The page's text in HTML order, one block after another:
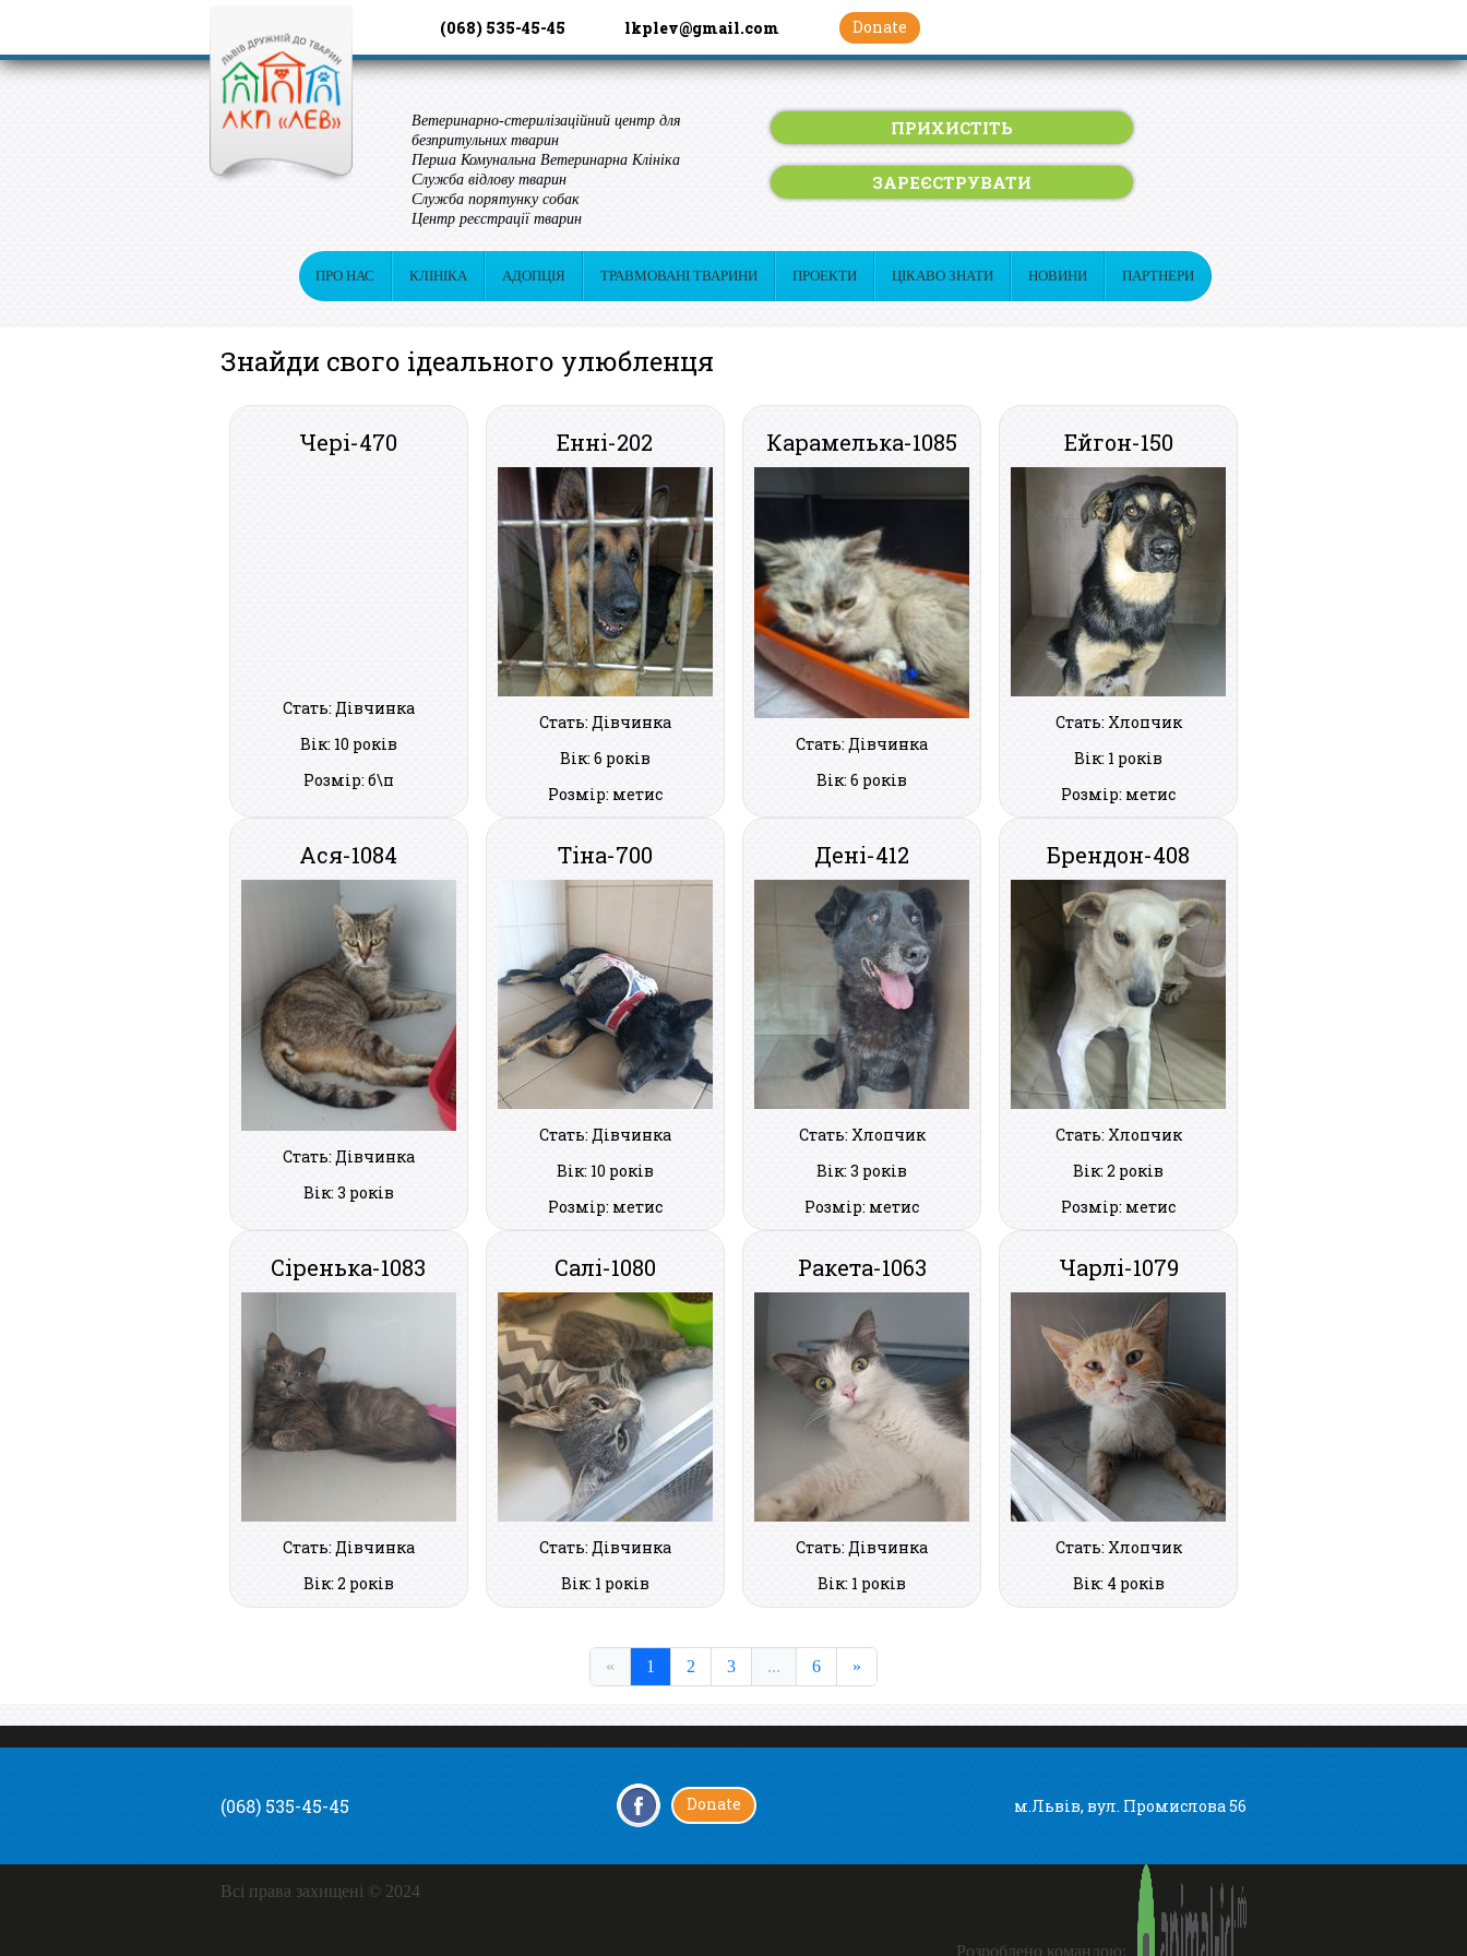
(068) 535-45-45 lkplev@gmail.com Donate
Ветеринарно-стерилізаційний центр для
безпритульних тварин
Перша Комунальна Ветеринарна Клініка
Служба відлову тварин
Служба порятунку собак
Центр реєстрації тварин
ПРИХИСТІТЬ
ЗАРЕЄСТРУВАТИ
ПРО НАС КЛІНІКА АДОПЦІЯ ТРАВМОВАНІ ТВАРИНИ ПРОЕКТИ ЦІКАВО ЗНАТИ НОВИНИ ПАРТНЕРИ
Знайди свого ідеального улюбленця
Чері-470
Стать: Дівчинка
Вік: 10 років
Розмір: б\п
Енні-202
Стать: Дівчинка
Вік: 6 років
Розмір: метис
Карамелька-1085
Стать: Дівчинка
Вік: 6 років
Ейгон-150
Стать: Хлопчик
Вік: 1 років
Розмір: метис
Ася-1084
Стать: Дівчинка
Вік: 3 років
Тіна-700
Стать: Дівчинка
Вік: 10 років
Розмір: метис
Дені-412
Стать: Хлопчик
Вік: 3 років
Розмір: метис
Брендон-408
Стать: Хлопчик
Вік: 2 років
Розмір: метис
Сіренька-1083
Стать: Дівчинка
Вік: 2 років
Салі-1080
Стать: Дівчинка
Вік: 1 років
Ракета-1063
Стать: Дівчинка
Вік: 1 років
Чарлі-1079
Стать: Хлопчик
Вік: 4 років
« 1 2 3 ... 6 »
(068) 535-45-45 Donate м.Львів, вул. Промислова 56
Всі права захищені © 2024
Розроблено командою: